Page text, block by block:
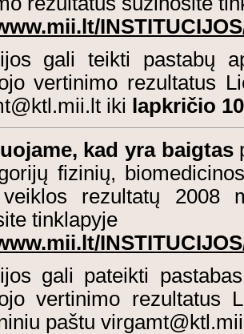
gali teikti pastabų
vertinimo rezultatus
iki lapkričio
kad yra baigtas
fizinių,
rezultatų 2008
tinklapyje
gali pateikti
vertinimo rezultatus
paštu